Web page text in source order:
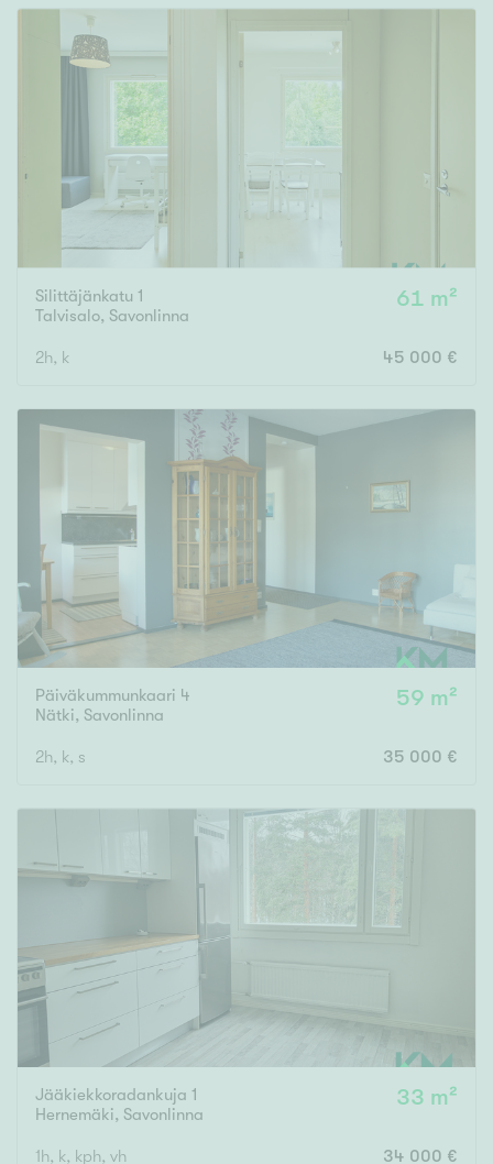
Parveke
Senioriasunto
Silittäjänkatu 1
Talvisalo, Savonlinna
61 m²
2h, k 45 000 €
Päiväkummunkaari 4
Nätki, Savonlinna
59 m²
2h, k, s 35 000 €
Jääkiekkoradankuja 1
Hernemäki, Savonlinna
33 m²
1h, k, kph, vh 34 000 €